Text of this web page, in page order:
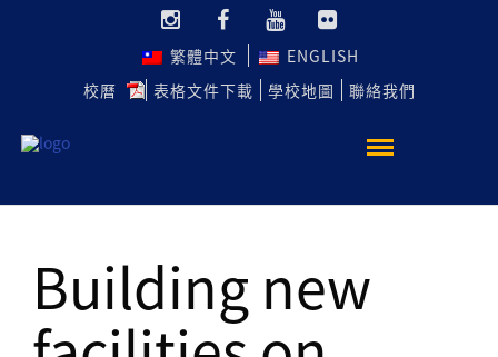
繁體中文
ENGLISH
校曆
表格文件下載 學校地圖 聯絡我們
Building new